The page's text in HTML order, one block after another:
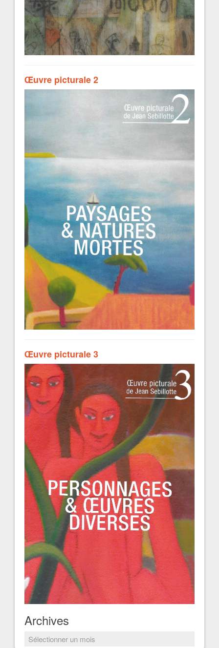
Œuvre picturale 2
Œuvre picturale 3
Archives
Archives